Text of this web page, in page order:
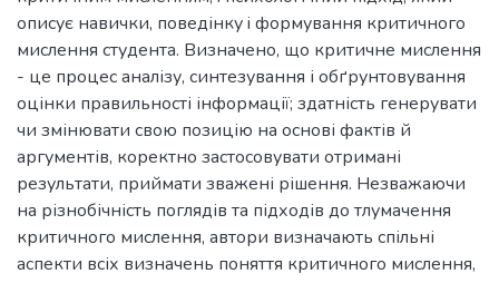
описує навички, поведінку i формування критичного
мислення студента. Визначено, що критичне мислення
- це процес аналізу, синтезування і обґрунтовування
оцінки правильності інформації; здатність генерувати
чи змінювати свою позицію на основі фактів й
аргументів, коректно застосовувати отримані
результати, приймати зважені рішення. Незважаючи
на різнобічність поглядів та підходів до тлумачення
критичного мислення, автори визначають спільні
аспекти всіх визначень поняття критичного мислення,